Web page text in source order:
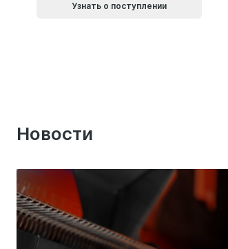
Узнать о поступлении
Новости